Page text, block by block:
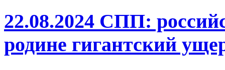
22.08.2024 СПП:
родине гигантский